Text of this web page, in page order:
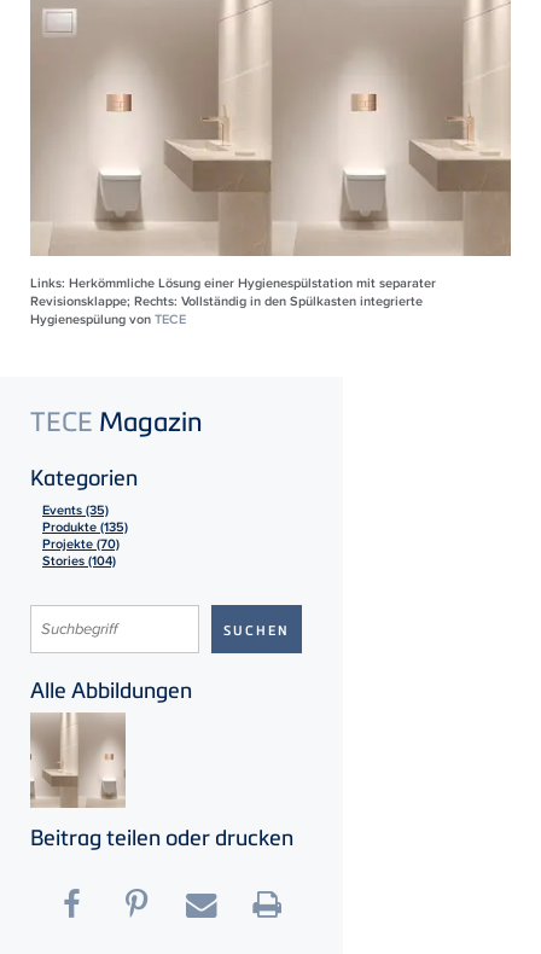
Links: Herkömmliche Lösung einer Hygienespülstation mit separater
Revisionsklappe; Rechts: Vollständig in den Spülkasten integrierte
Hygienespülung vonTECE
TECE Magazin
Kategorien
Events (35)
Produkte (135)
Projekte (70)
Stories (104)
Alle Abbildungen
Beitrag teilen oder drucken